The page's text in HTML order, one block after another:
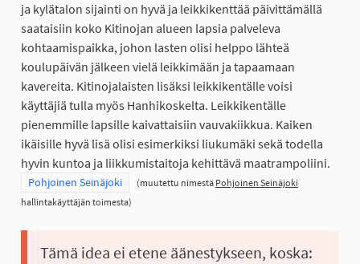
ja kylätalon sijainti on hyvä ja leikkikenttää päivittämällä
saataisiin koko Kitinojan alueen lapsia palveleva
kohtaamispaikka, johon lasten olisi helppo lähteä
koulupäivän jälkeen vielä leikkimään ja tapaamaan
kavereita. Kitinojalaisten lisäksi leikkikentälle voisi
käyttäjiä tulla myös Hanhikoskelta. Leikkikentälle
pienemmille lapsille kaivattaisiin vauvakiikkua. Kaiken
ikäisille hyvä lisä olisi esimerkiksi liukumäki sekä todella
hyvin kuntoa ja liikkumistaitoja kehittävä maatrampoliini.
Rajaa tulokset teeman mukaan: Pohjoinen Seinäjoki
Pohjoinen Seinäjoki (muutettu nimestä Pohjoinen Seinäjoki
hallintakäyttäjän toimesta)
Tämä idea ei etene äänestykseen, koska: